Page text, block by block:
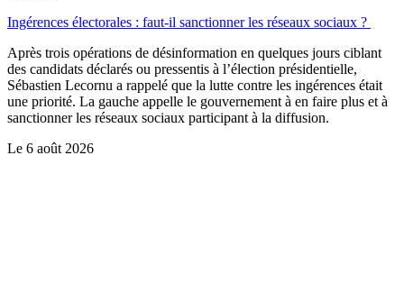
Ingérences électorales : faut-il sanctionner les réseaux sociaux ?
Après trois opérations de désinformation en quelques jours ciblant
des candidats déclarés ou pressentis à l’élection présidentielle,
Sébastien Lecornu a rappelé que la lutte contre les ingérences était
une priorité. La gauche appelle le gouvernement à en faire plus et à
sanctionner les réseaux sociaux participant à la diffusion.
Le 6 août 2026